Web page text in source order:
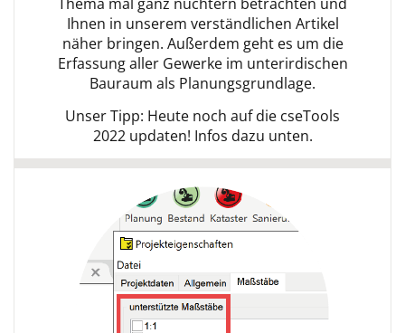
Ihnen in unserem verständlichen Artikel
näher bringen. Außerdem geht es um die
Erfassung aller Gewerke im unterirdischen
Bauraum als Planungsgrundlage.
Unser Tipp: Heute noch auf die cseTools
2022 updaten! Infos dazu unten.